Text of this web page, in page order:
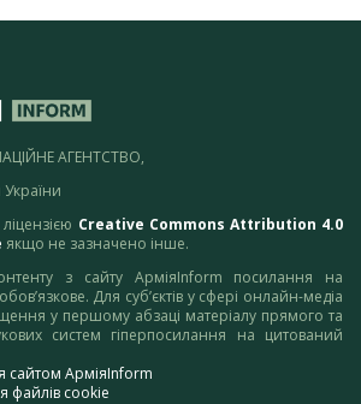
АГЕНТСТВО,
Creative Commons Attribution 4.0
якщо не зазначено інше.
з сайту АрміяInform посилання на
обов’язкове. Для суб’єктів у сфері онлайн-медіа
у першому абзаці матеріалу прямого та
систем гіперпосилання на цитований
сайтом АрміяInform
файлів cookie